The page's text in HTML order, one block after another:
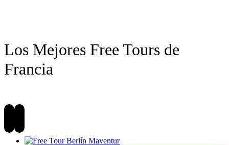
Los Mejores Free Tours de
Francia